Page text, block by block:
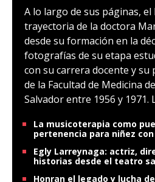
A lo largo de sus páginas,
trayectoria de la doctora
desde su formación en la
fotografías de su etapa
con su carrera docente y su
de la Facultad de Medicina
Salvador entre 1956 y 1971.
La musicoterapia como
pertenencia para niñez
Egly Larreynaga: actriz,
historias desde el teatro
Honran el legado y lucha